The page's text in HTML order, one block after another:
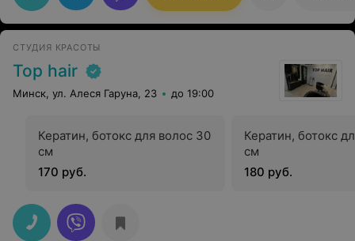
СТУДИЯ КРАСОТЫ
Top hair
Минск, ул. Алеся Гаруна, 23 до 19:00
Кератин, ботокс для волос 30
см
170 руб.
Кератин, ботокс
см
180 руб.